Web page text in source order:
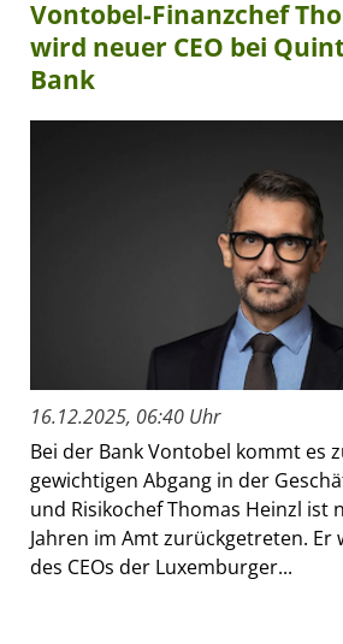
Vontobel-Finanzchef
wird neuer CEO bei
Bank
16.12.2025, 06:40 Uhr
Bei der Bank Vontobel kommt es
gewichtigen Abgang in der
und Risikochef Thomas Heinzl ist
Jahren im Amt zurückgetreten. Er
des CEOs der Luxemburger...